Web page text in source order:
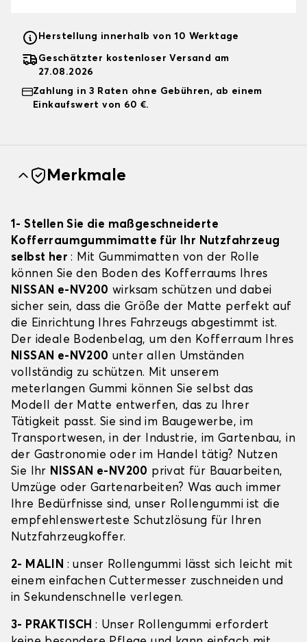
Herstellung innerhalb von 10 Werktage
Geschätzter kostenloser Versand am
27.08.2026
Zahlung in 3 Raten ohne Gebühren, ab einem
Einkaufswert von 60 €.
Merkmale
1- Stellen Sie die maßgeschneiderte
Kofferraumgummimatte für Ihr Nutzfahrzeug
selbst her: Mit Gummimatten von der Rolle
können Sie den Boden des Kofferraums Ihres
NISSAN e-NV200 wirksam schützen und dabei
sicher sein, dass die Größe der Matte perfekt auf
die Einrichtung Ihres Fahrzeugs abgestimmt ist.
Der ideale Bodenbelag, um den Kofferraum Ihres
NISSAN e-NV200 unter allen Umständen
vollständig zu schützen. Mit unserem
meterlangen Gummi können Sie selbst das
Modell der Matte entwerfen, das zu Ihrer
Tätigkeit passt. Sie sind im Baugewerbe, im
Transportwesen, in der Industrie, im Gartenbau, in
der Gastronomie oder im Handel tätig? Nutzen
Sie Ihr NISSAN e-NV200 privat für Bauarbeiten,
Umzüge oder Gartenarbeiten? Was auch immer
Ihre Bedürfnisse sind, unser Rollengummi ist die
empfehlenswerteste Schutzlösung für Ihren
Nutzfahrzeugkoffer.
2- MALIN : unser Rollengummi lässt sich leicht mit
einem einfachen Cuttermesser zuschneiden und
in Sekundenschnelle verlegen.
3- PRAKTISCH: Unser Rollengummi erfordert